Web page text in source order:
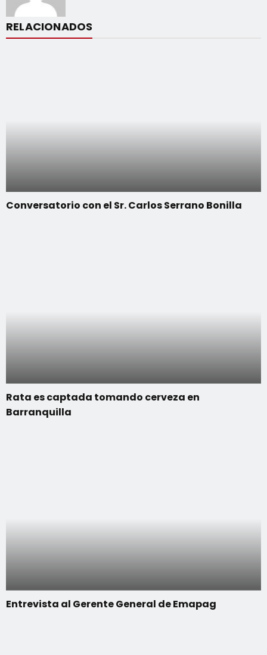
RELACIONADOS
Conversatorio con el Sr. Carlos Serrano Bonilla
Rata es captada tomando cerveza en
Barranquilla
Entrevista al Gerente General de Emapag